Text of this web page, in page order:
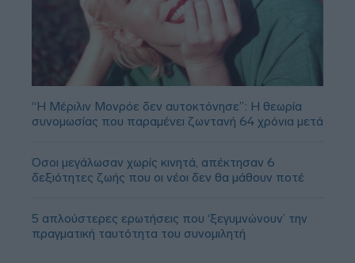
“Η Μέριλιν Μονρόε δεν αυτοκτόνησε”: Η θεωρία
συνομωσίας που παραμένει ζωντανή 64 χρόνια μετά
Όσοι μεγάλωσαν χωρίς κινητά, απέκτησαν 6
δεξιότητες ζωής που οι νέοι δεν θα μάθουν ποτέ
5 απλούστερες ερωτήσεις που ‘ξεγυμνώνουν’ την
πραγματική ταυτότητα του συνομιλητή